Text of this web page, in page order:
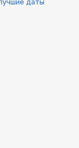
даты